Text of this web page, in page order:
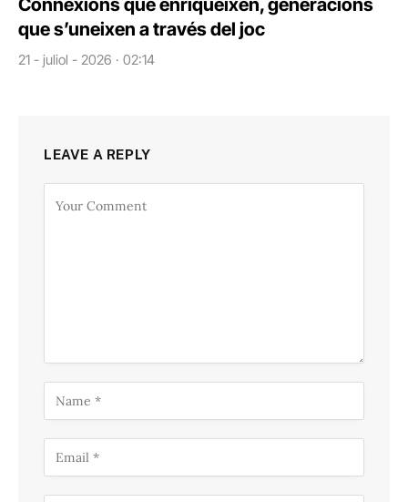
Connexions que enriqueixen, generacions
que s’uneixen a través del joc
21 - juliol - 2026 · 02:14
LEAVE A REPLY